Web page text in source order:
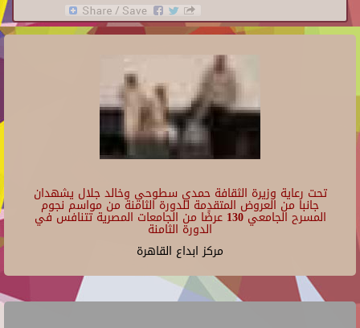
تحت رعاية وزيرة الثقافة حمدي سطوحي وخالد جلال يشهدان
جانبا من العروض المتقدمة للدورة الثامنة من مواسم نجوم
المسرح الجامعي 130 عرضًا من الجامعات المصرية تتنافس في
الدورة الثامنة
مركز ابداع القاهرة